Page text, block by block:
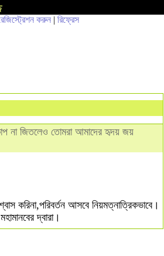
করুন | রিফ্রেস
না জিতলেও তোমরা আমাদের হৃদয় জয়
করিনা,পরিবর্তন আসবে নিয়মত্নাত্রিকভাবে।
দ্বারা।